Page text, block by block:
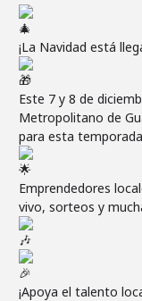
¡La Navidad está
Este 7 y 8 de
Metropolitano de
para esta
Emprendedores
vivo, sorteos y
¡Apoya el talento